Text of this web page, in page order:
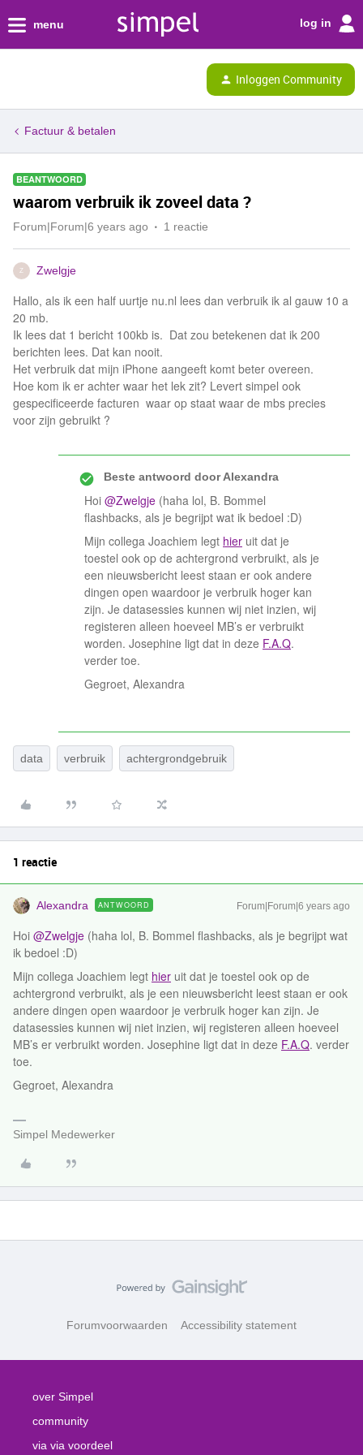
menu log in
Inloggen Community
Factuur & betalen
BEANTWOORD
waarom verbruik ik zoveel data ?
Forum|Forum|6 years ago 1 reactie
Z Zwelgje
Hallo, als ik een half uurtje nu.nl lees dan verbruik ik al gauw 10 a
20 mb.
Ik lees dat 1 bericht 100kb is. Dat zou betekenen dat ik 200
berichten lees. Dat kan nooit.
Het verbruik dat mijn iPhone aangeeft komt beter overeen.
Hoe kom ik er achter waar het lek zit? Levert simpel ook
gespecificeerde facturen waar op staat waar de mbs precies
voor zijn gebruikt ?
Beste antwoord doorAlexandra
Hoi @Zwelgje (haha lol, B. Bommel
flashbacks, als je begrijpt wat ik bedoel :D)
Mijn collega Joachiem legt hier uit dat je
toestel ook op de achtergrond verbruikt, als je
een nieuwsbericht leest staan er ook andere
dingen open waardoor je verbruik hoger kan
zijn. Je datasessies kunnen wij niet inzien, wij
registeren alleen hoeveel MB’s er verbruikt
worden. Josephine ligt dat in deze F.A.Q.
verder toe.
Gegroet, Alexandra
data verbruik achtergrondgebruik
1 reactie
Alexandra ANTWOORD Forum|Forum|6 years ago
Hoi @Zwelgje (haha lol, B. Bommel flashbacks, als je begrijpt wat
ik bedoel :D)
Mijn collega Joachiem legt hier uit dat je toestel ook op de
achtergrond verbruikt, als je een nieuwsbericht leest staan er ook
andere dingen open waardoor je verbruik hoger kan zijn. Je
datasessies kunnen wij niet inzien, wij registeren alleen hoeveel
MB’s er verbruikt worden. Josephine ligt dat in deze F.A.Q. verder
toe.
Gegroet, Alexandra
Simpel Medewerker
Forumvoorwaarden Accessibility statement
over Simpel
community
via via voordeel